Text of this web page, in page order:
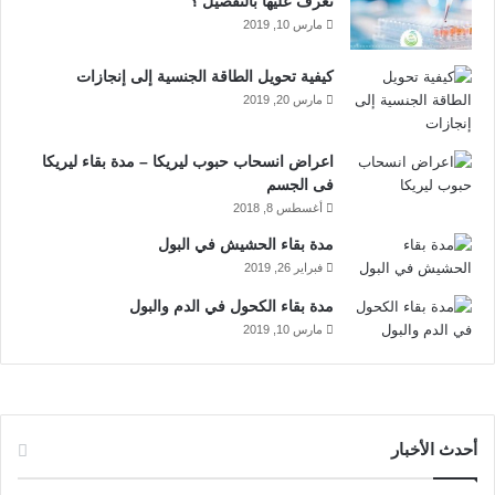
والآثار:
جنباً إلى الآثار المفيدة لحبوب ليرولين، هناك بعض الآثار الجانبية
الغير مرغوب فيها التي يمكن أن تحدث للبعض، ومنها العلاقة بين
حبوب ليرولين والجنس
الآثار المرتبطة بحبوب ليرولين ويمكن استشارة الطبيب إذا أصبح
أحدها مزعجاً.
الشعور بالدوار أو النعاس أو الرؤية غير الواضحة.
الصداع والأوجاع وآلام أخرى.
جفاف الفم.
الشعور بالغثيان أو التقيؤ.
الإمساك.
زيادة الشهية والوزن، وتغيرات المزاج، وصعوبة النوم،
وانخفاض الرغبة الجنسية، وضعف الانتصاب وهنا تبرز العلاقة
م
مارس 10, 2019
كيفية تحويل الطاقة الجنسية إلى إنجازات
مارس 20, 2019
اعراض انسحاب حبوب ليريكا – مدة بقاء ليريكا
فى الجسم
أغسطس 8, 2018
مدة بقاء الحشيش في البول
فبراير 26, 2019
مدة بقاء الكحول في الدم والبول
مارس 10, 2019
أحدث الأخبار